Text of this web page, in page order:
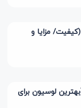
مزایا و
لوسیون برای